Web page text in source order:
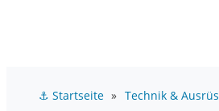
⚓ Startseite » Technik &